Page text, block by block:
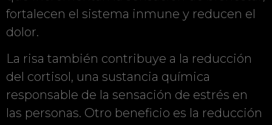
fortalecen el sistema inmune y reducen el
dolor.
La risa también contribuye a la reducción
del cortisol, una sustancia química
responsable de la sensación de estrés en
las personas. Otro beneficio es la reducción